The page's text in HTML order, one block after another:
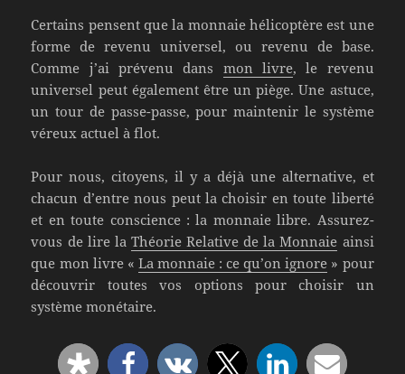
Certains pensent que la monnaie hélicoptère est une
forme de revenu universel, ou revenu de base.
Comme j’ai prévenu dans mon livre, le revenu
universel peut également être un piège. Une astuce,
un tour de passe-passe, pour maintenir le système
véreux actuel à flot.
Pour nous, citoyens, il y a déjà une alternative, et
chacun d’entre nous peut la choisir en toute liberté
et en toute conscience : la monnaie libre. Assurez-
vous de lire la Théorie Relative de la Monnaie ainsi
que mon livre « La monnaie : ce qu’on ignore » pour
découvrir toutes vos options pour choisir un
système monétaire.